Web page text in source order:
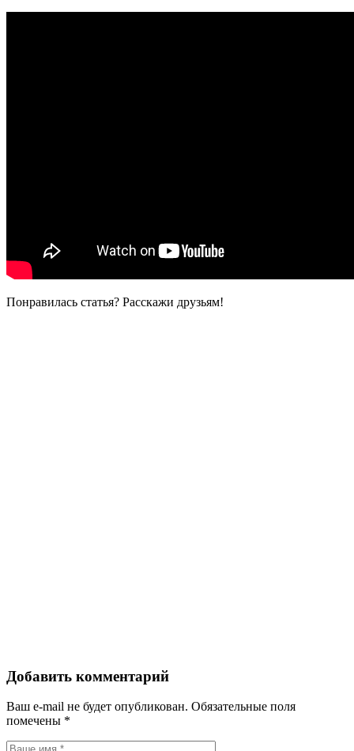
Понравилась статья? Расскажи друзьям!
Добавить комментарий
Ваш e-mail не будет опубликован. Обязательные поля
помечены *